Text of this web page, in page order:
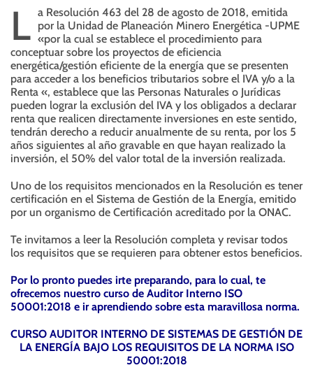
L a Resolución 463 del 28 de agosto de 2018, emitida
por la Unidad de Planeación Minero Energética -UPME
«por la cual se establece el procedimiento para
conceptuar sobre los proyectos de eficiencia
energética/gestión eficiente de la energía que se presenten
para acceder a los beneficios tributarios sobre el IVA y/o a la
Renta «, establece que las Personas Naturales o Jurídicas
pueden lograr la exclusión del IVA y los obligados a declarar
renta que realicen directamente inversiones en este sentido,
tendrán derecho a reducir anualmente de su renta, por los 5
años siguientes al año gravable en que hayan realizado la
inversión, el 50% del valor total de la inversión realizada.
Uno de los requisitos mencionados en la Resolución es tener
certificación en el Sistema de Gestión de la Energía, emitido
por un organismo de Certificación acreditado por la ONAC.
Te invitamos a leer la Resolución completa y revisar todos
los requisitos que se requieren para obtener estos beneficios.
Por lo pronto puedes irte preparando, para lo cual, te
ofrecemos nuestro curso de Auditor Interno ISO
50001:2018 e ir aprendiendo sobre esta maravillosa norma.
CURSO AUDITOR INTERNO DE SISTEMAS DE GESTIÓN DE
LA ENERGÍA BAJO LOS REQUISITOS DE LA NORMA ISO
50001:2018